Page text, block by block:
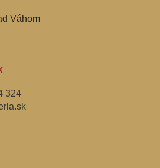
Váhom
324